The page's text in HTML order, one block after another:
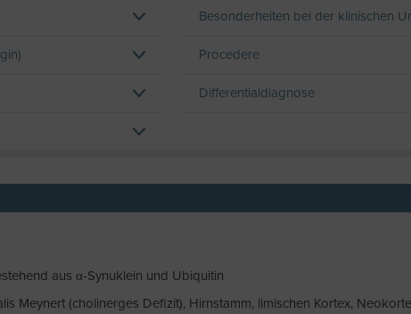
Besonderheiten bei der klinischen
Procedere
Differentialdiagnose
aus α-Synuklein und Ubiquitin
Meynert (cholinerges Defizit), Hirnstamm, limischen Kortex,